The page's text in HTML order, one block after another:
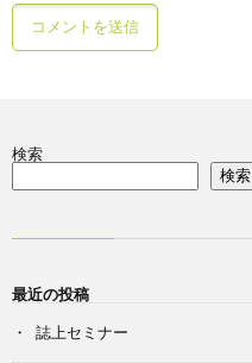
検索
検索
最近の投稿
誌上セミナー